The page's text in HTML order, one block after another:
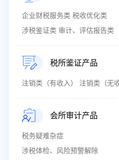
企业财税服务类 税收优化类
涉税鉴证类 审计、评估报告类
税所鉴证产品
注销类（有收入） 注销类（无
会所审计产品
税务疑难杂症
涉税体检、风险预警解除